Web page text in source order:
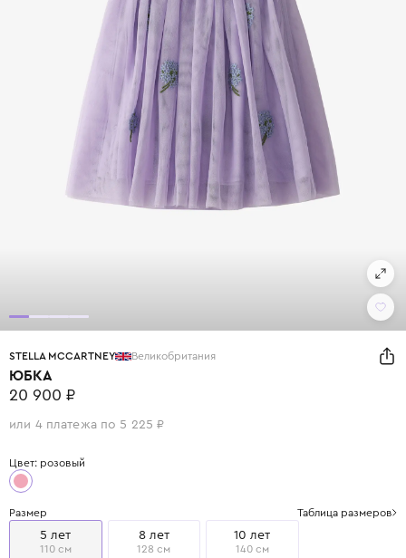
STELLA MCCARTNEY Великобритания
ЮБКА
20 900 ₽
или 4 платежа по 5 225 ₽
Цвет: розовый
Размер Таблица размеров
5 лет
110 см
8 лет
128 см
10 лет
140 см